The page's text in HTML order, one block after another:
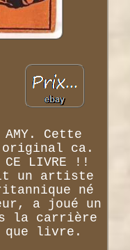
AMY. Cette
original ca.
CE LIVRE !!
un artiste
né
a joué un
la carrière
que livre.